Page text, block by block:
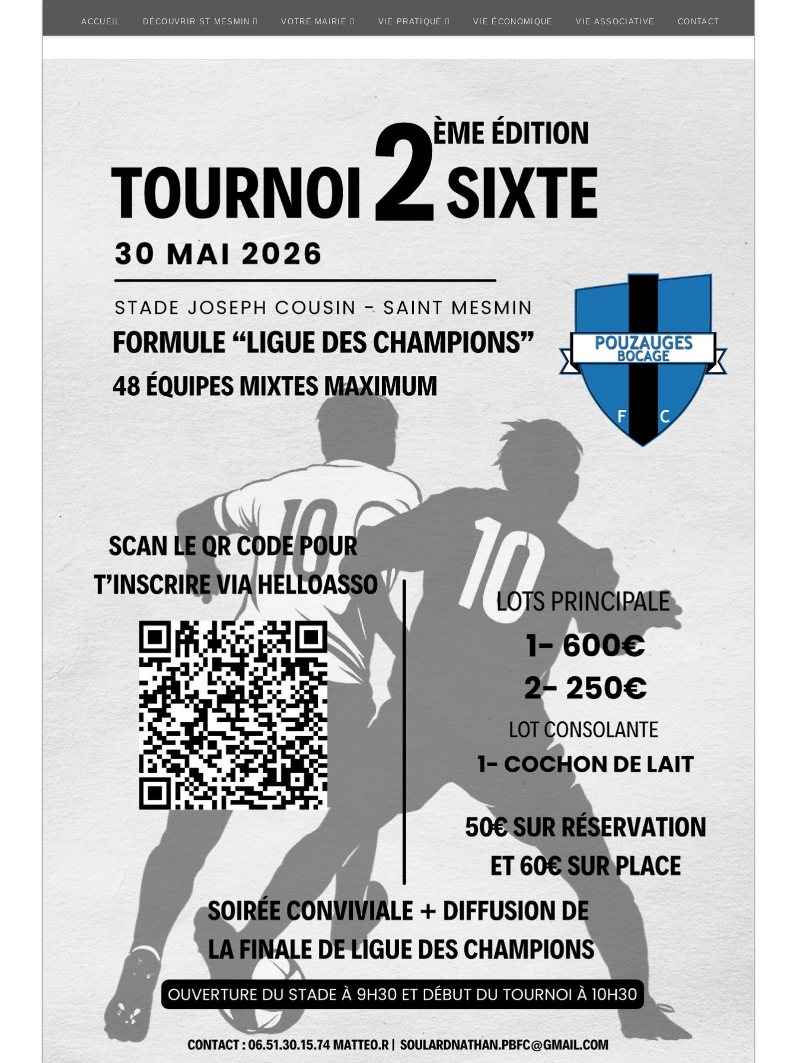
ACCUEIL DÉCOUVRIR ST MESMIN VOTRE MAIRIE VIE PRATIQUE VIE ÉCONOMIQUE VIE ASSOCIATIVE CONTACT